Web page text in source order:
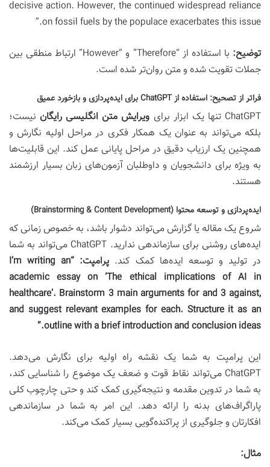
decisive action. However, the continued widespread reliance
on fossil fuels by the populace exacerbates this issue.”
توضیح:
با استفاده از “Therefore” و “However” ارتباط منطقی بین
جملات تقویت شده و متن روان‌تر شده است.
فراتر از تصحیح: استفاده از ChatGPT برای ایده‌پردازی و بازخورد عمیق
ChatGPT تنها یک ابزار برای ویرایش متن انگلیسی رایگان نیست؛
بلکه می‌تواند به عنوان یک همکار فکری در مراحل اولیه نگارش و
همچنین یک ارزیاب دقیق در مراحل پایانی عمل کند. این قابلیت‌ها
به ویژه برای دانشجویان و داوطلبان آزمون‌های زبان بسیار ارزشمند
هستند.
ایده‌پردازی و توسعه محتوا (Brainstorming & Content Development)
شروع یک مقاله یا گزارش می‌تواند دشوار باشد، به خصوص زمانی که
ایده‌های روشنی برای سازماندهی ندارید. ChatGPT می‌تواند به شما
در تولید و توسعه ایده‌ها کمک کند. پرامپت:
“I’m writing an
academic essay on ‘The ethical implications of AI in
healthcare’. Brainstorm 3 main arguments for and 3 against,
and suggest relevant examples for each. Structure it as an
outline with a brief introduction and conclusion ideas.”
این پرامپت به شما یک نقشه راه اولیه برای نگارش می‌دهد.
ChatGPT می‌تواند نقاط قوت و ضعف یک موضوع را شناسایی کند،
به شما در تدوین مقدمه و نتیجه‌گیری کمک کند و حتی چارچوب کلی
پاراگراف‌های بدنه را ارائه دهد. این امر به شما در سازماندهی
افکارتان و جلوگیری از پراکنده‌گویی بسیار کمک می‌کند.
مثال: